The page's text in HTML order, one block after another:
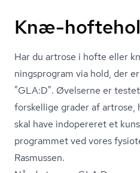
Knæ-
Har du artrose i hofte eller
nings­pro­gram via hold, der
"GLA:D". Øvelserne er
forskellige grader af artrose,
skal have indopereret et
programmet ved vores
Rasmussen.